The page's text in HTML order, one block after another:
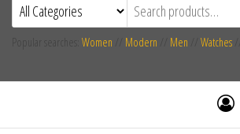
Women Modern Men Watches